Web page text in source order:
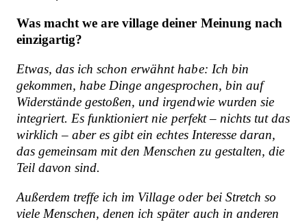
Was macht we are village deiner Meinung nach
einzigartig?
Etwas, das ich schon erwähnt habe: Ich bin
gekommen, habe Dinge angesprochen, bin auf
Widerstände gestoßen, und irgendwie wurden sie
integriert. Es funktioniert nie perfekt – nichts tut das
wirklich – aber es gibt ein echtes Interesse daran,
das gemeinsam mit den Menschen zu gestalten, die
Teil davon sind.
Außerdem treffe ich im Village oder bei Stretch so
viele Menschen, denen ich später auch in anderen